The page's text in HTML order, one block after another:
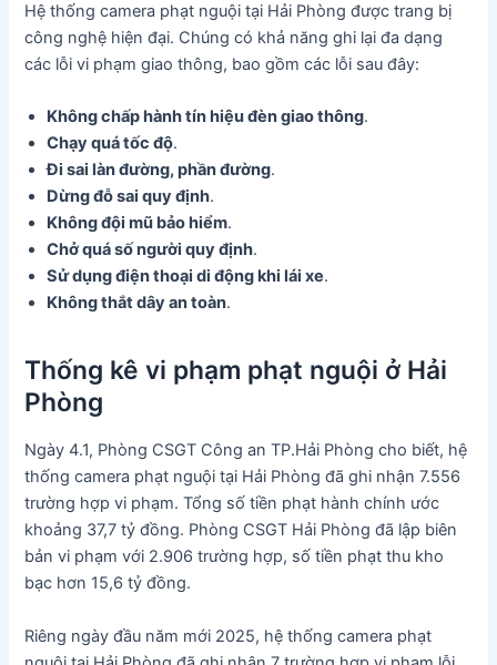
Hệ thống camera phạt nguội tại Hải Phòng được trang bị
công nghệ hiện đại. Chúng có khả năng ghi lại đa dạng
các lỗi vi phạm giao thông, bao gồm các lỗi sau đây:
Không chấp hành tín hiệu đèn giao thông.
Chạy quá tốc độ.
Đi sai làn đường, phần đường.
Dừng đỗ sai quy định.
Không đội mũ bảo hiểm.
Chở quá số người quy định.
Sử dụng điện thoại di động khi lái xe.
Không thắt dây an toàn.
Thống kê vi phạm phạt nguội ở Hải
Phòng
Ngày 4.1, Phòng CSGT Công an TP.Hải Phòng cho biết, hệ
thống camera phạt nguội tại Hải Phòng đã ghi nhận 7.556
trường hợp vi phạm. Tổng số tiền phạt hành chính ước
khoảng 37,7 tỷ đồng. Phòng CSGT Hải Phòng đã lập biên
bản vi phạm với 2.906 trường hợp, số tiền phạt thu kho
bạc hơn 15,6 tỷ đồng.
Riêng ngày đầu năm mới 2025, hệ thống camera phạt